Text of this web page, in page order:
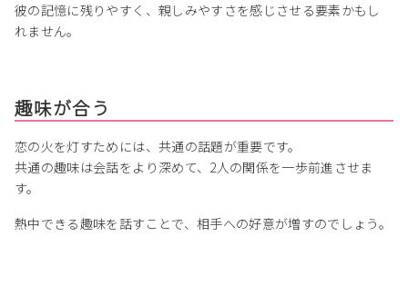
彼の記憶に残りやすく、親しみやすさを感じさせる要素かもし
れません。
趣味が合う
恋の火を灯すためには、共通の話題が重要です。
共通の趣味は会話をより深めて、2人の関係を一歩前進させま
す。
熱中できる趣味を話すことで、相手への好意が増すのでしょう。